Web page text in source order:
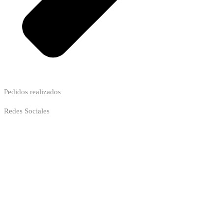
Pedidos realizados
Redes Sociales